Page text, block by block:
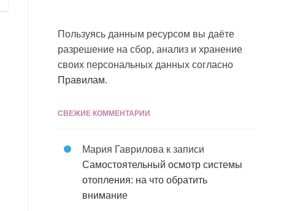
Пользуясь данным ресурсом вы даёте
разрешение на сбор, анализ и хранение
своих персональных данных согласно
Правилам.
СВЕЖИЕ КОММЕНТАРИИ
Мария Гаврилова к записи
Самостоятельный осмотр системы
отопления: на что обратить
внимание